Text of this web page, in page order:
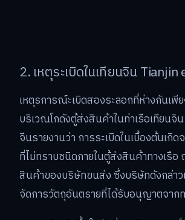
2. เหตุระเบิดในเทียนจิน
เหตุรการณ์ะเบิดสองระลอกที่ห่างกันเพี
บริเวณโกดังตู้ส่งสินค้าในท่าเรือเทียนจิ
จีนรายงานว่า การระเบิดในเบื้องต้นเกิ
ที่ไม่ทราบชนิดภายในตู้ส่งสินค้าทางเรือ
สินค้าของบริษัทขนส่ง ซึ่งบริษัทดังกล่า
จัดการวัตถุอันตรายที่ได้รับอนุญาตจาก